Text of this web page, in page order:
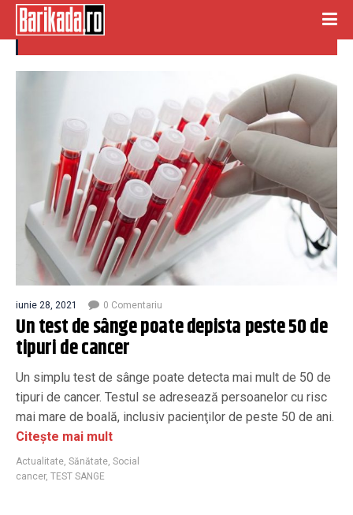
TEST SANGE
iunie 28, 2021 0 Comentariu
Un test de sânge poate depista peste 50 de
tipuri de cancer
Un simplu test de sânge poate detecta mai mult de 50 de
tipuri de cancer. Testul se adresează persoanelor cu risc
mai mare de boală, inclusiv pacienţilor de peste 50 de ani.
Citește mai mult
Actualitate, Sănătate, Social
cancer, TEST SANGE